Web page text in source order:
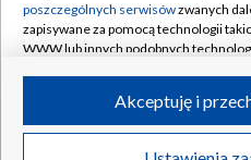
Abonament TVP
Emisja w TVP
Centrum informacji TVP
Polityka
Moje
poszczególnych serwisówzwanych
zapisywane za pomocą technologii
WWW lub innych podobnych
ruchu w Internecie.
Twoje dane osobowe zbierane
Akceptuję i